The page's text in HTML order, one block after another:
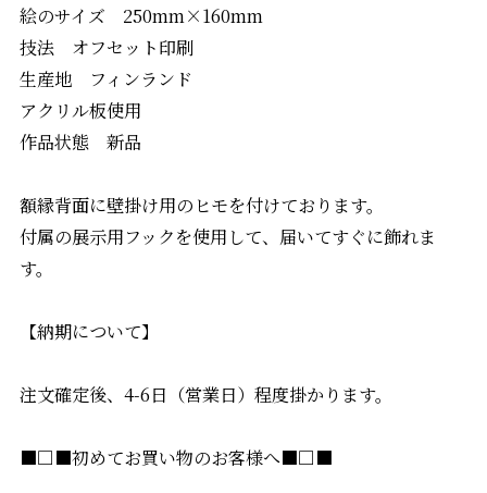
絵のサイズ 250mm×160mm
技法 オフセット印刷
生産地 フィンランド
アクリル板使用
作品状態 新品
額縁背面に壁掛け用のヒモを付けております。
付属の展示用フックを使用して、届いてすぐに飾れま
す。
【納期について】
注文確定後、4-6日（営業日）程度掛かります。
■□■初めてお買い物のお客様へ■□■